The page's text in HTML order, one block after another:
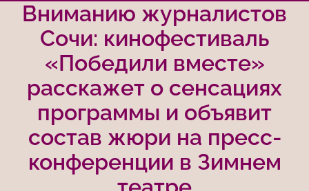
Вниманию журналистов
Сочи: кинофестиваль
«Победили вместе»
расскажет о сенсациях
программы и объявит
состав жюри на пресс-
конференции в Зимнем